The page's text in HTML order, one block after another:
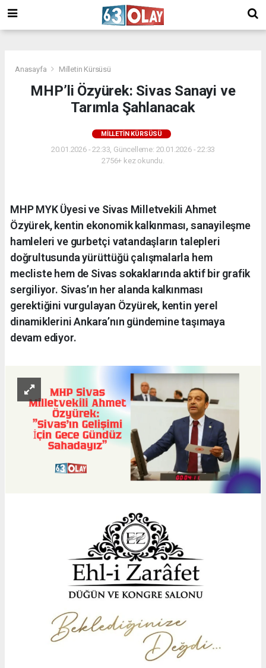
Anasayfa Milletin Kürsüsü
MHP’li Özyürek: Sivas Sanayi ve
Tarımla Şahlanacak
MILLETIN KÜRSÜSÜ
20.01.2026 - 22:33, Güncelleme: 20.01.2026 - 22:33
2756+ kez okundu.
MHP MYK Üyesi ve Sivas Milletvekili Ahmet
Özyürek, kentin ekonomik kalkınması, sanayileşme
hamleleri ve gurbetçi vatandaşların talepleri
doğrultusunda yürüttüğü çalışmalarla hem
mecliste hem de Sivas sokaklarında aktif bir grafik
sergiliyor. Sivas’ın her alanda kalkınması
gerektiğini vurgulayan Özyürek, kentin yerel
dinamiklerini Ankara’nın gündemine taşımaya
devam ediyor.